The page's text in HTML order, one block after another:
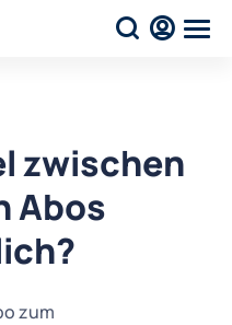
zwischen
Abos
zum